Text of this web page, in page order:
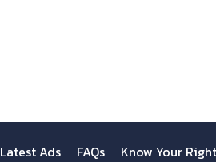
Latest Ads FAQs Know Your